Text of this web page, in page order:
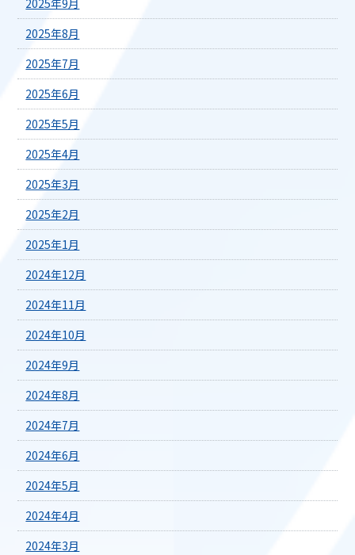
2025年8月
2025年7月
2025年6月
2025年5月
2025年4月
2025年3月
2025年2月
2025年1月
2024年12月
2024年11月
2024年10月
2024年9月
2024年8月
2024年7月
2024年6月
2024年5月
2024年4月
2024年3月